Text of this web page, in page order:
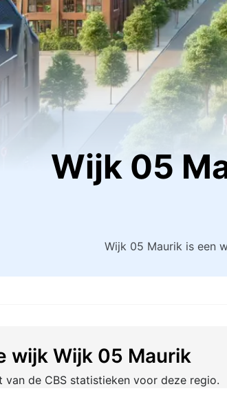
Wijk 05
Wijk 05 Maurik is een
wijk Wijk 05 Maurik
de CBS statistieken voor deze regio.